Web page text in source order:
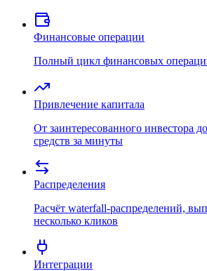
Финансовые операции
Полный цикл финансовых
Привлечение капитала
От заинтересованного инвестора
средств за минуты
Распределения
Расчёт waterfall-распределений,
несколько кликов
Интеграции